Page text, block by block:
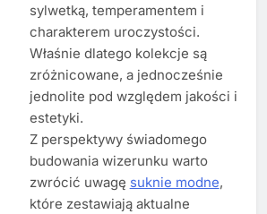
sylwetką, temperamentem i
charakterem uroczystości.
Właśnie dlatego kolekcje są
zróżnicowane, a jednocześnie
jednolite pod względem jakości i
estetyki.
Z perspektywy świadomego
budowania wizerunku warto
zwrócić uwagę suknie modne,
które zestawiają aktualne